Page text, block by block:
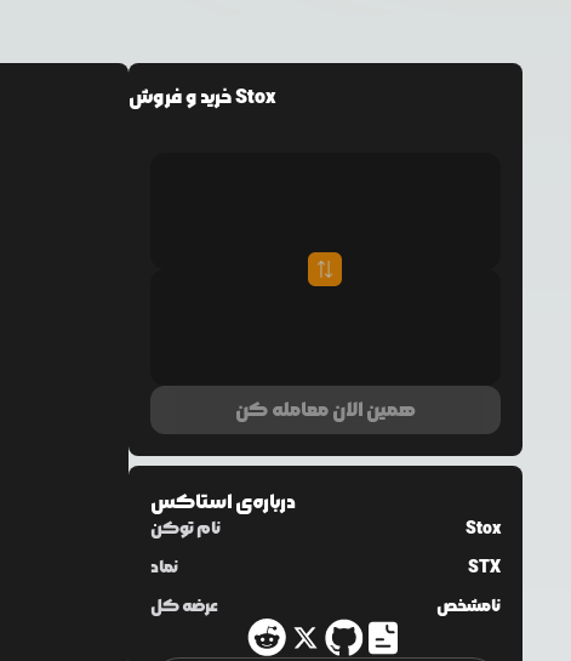
خرید و فروش Stox
همین الان معامله کن
درباره‌یاستاکس
نام توکن
Stox
نماد
STX
عرضه کل
نامشخص